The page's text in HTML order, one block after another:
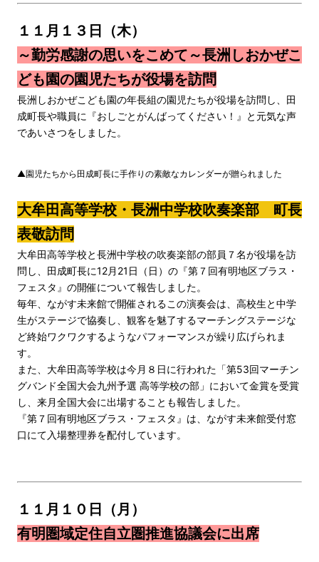
１１月１３日（木）
～勤労感謝の思いをこめて～長洲しおかぜこ
ども園の園児たちが役場を訪問
長洲しおかぜこども園の年長組の園児たちが役場を訪問し、田
成町長や職員に『おしごとがんばってください！』と元気な声
であいさつをしました。
▲園児たちから田成町長に手作りの素敵なカレンダーが贈られました
大牟田高等学校・長洲中学校吹奏楽部 町長
表敬訪問
大牟田高等学校と長洲中学校の吹奏楽部の部員７名が役場を訪
問し、田成町長に12月21日（日）の『第７回有明地区ブラス・
フェスタ』の開催について報告しました。
毎年、ながす未来館で開催されるこの演奏会は、高校生と中学
生がステージで協奏し、観客を魅了するマーチングステージな
ど終始ワクワクするようなパフォーマンスが繰り広げられま
す。
また、大牟田高等学校は今月８日に行われた「第53回マーチン
グバンド全国大会九州予選 高等学校の部」において金賞を受賞
し、来月全国大会に出場することも報告しました。
『第７回有明地区ブラス・フェスタ』は、ながす未来館受付窓
口にて入場整理券を配付しています。
１１月１０日（月）
有明圏域定住自立圏推進協議会に出席